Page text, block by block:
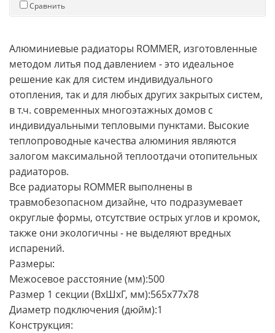
Сравнить
Алюминиевые радиаторы ROMMER, изготовленные
методом литья под давлением - это идеальное
решение как для систем индивидуального
отопления, так и для любых других закрытых систем,
в т.ч. современных многоэтажных домов с
индивидуальными тепловыми пунктами. Высокие
теплопроводные качества алюминия являются
залогом максимальной теплоотдачи отопительных
радиаторов.
Все радиаторы ROMMER выполнены в
травмобезопасном дизайне, что подразумевает
округлые формы, отсутствие острых углов и кромок,
также они экологичны - не выделяют вредных
испарений.
Размеры:
Межосевое расстояние (мм):500
Размер 1 секции (ВхШхГ, мм):565х77х78
Диаметр подключения (дюйм):1
Конструкция: